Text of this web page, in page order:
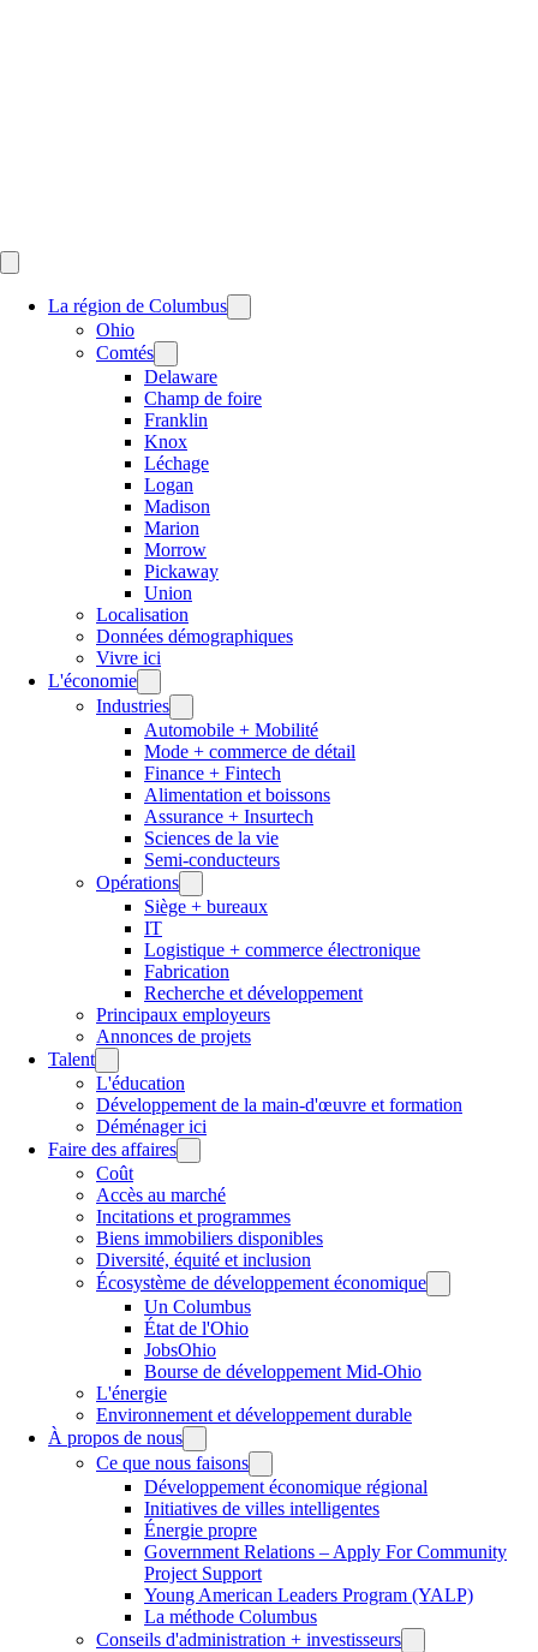
La région de Columbus
Ohio
Comtés
Delaware
Champ de foire
Franklin
Knox
Léchage
Logan
Madison
Marion
Morrow
Pickaway
Union
Localisation
Données démographiques
Vivre ici
L'économie
Industries
Automobile + Mobilité
Mode + commerce de détail
Finance + Fintech
Alimentation et boissons
Assurance + Insurtech
Sciences de la vie
Semi-conducteurs
Opérations
Siège + bureaux
IT
Logistique + commerce électronique
Fabrication
Recherche et développement
Principaux employeurs
Annonces de projets
Talent
L'éducation
Développement de la main-d'œuvre et formation
Déménager ici
Faire des affaires
Coût
Accès au marché
Incitations et programmes
Biens immobiliers disponibles
Diversité, équité et inclusion
Écosystème de développement économique
Un Columbus
État de l'Ohio
JobsOhio
Bourse de développement Mid-Ohio
L'énergie
Environnement et développement durable
À propos de nous
Ce que nous faisons
Développement économique régional
Initiatives de villes intelligentes
Énergie propre
Government Relations – Apply For Community
Project Support
Young American Leaders Program (YALP)
La méthode Columbus
Conseils d'administration + investisseurs